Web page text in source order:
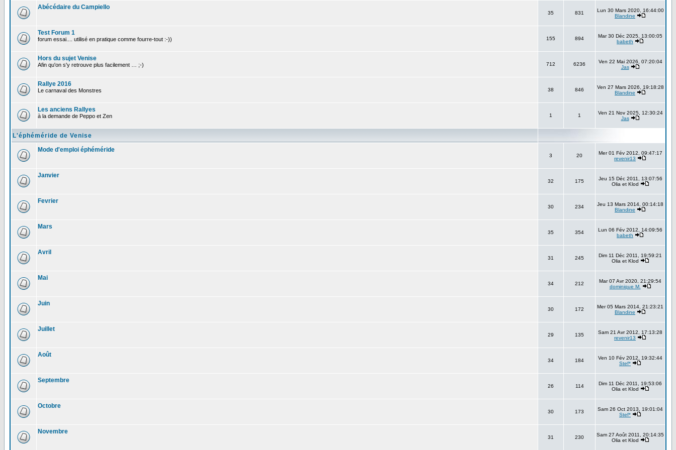
Abécédaire du Campiello
35 831
Lun 30 Mars 2020, 16:44:00
Blandine
Test Forum 1
forum essai.... utilisé en pratique comme fourre-tout :-)) 155 894
Mar 30 Déc 2025, 13:00:05
babeth
Hors du sujet Venise
Afin qu'on s'y retrouve plus facilement … ;-) 712 6236
Ven 22 Mai 2026, 07:20:04
Jas
Rallye 2016
Le carnaval des Monstres 38 846
Ven 27 Mars 2026, 19:18:28
Blandine
Les anciens Rallyes
à la demande de Peppo et Zen 1 1
Ven 21 Nov 2025, 12:30:24
Jas
L'éphéméride de Venise
Mode d'emploi éphéméride
3 20
Mer 01 Fév 2012, 09:47:17
revenir13
Janvier
32 175
Jeu 15 Déc 2011, 13:07:56
Olia et Klod
Fevrier
30 234
Jeu 13 Mars 2014, 00:14:18
Blandine
Mars
35 354
Lun 06 Fév 2012, 14:09:56
babeth
Avril
31 245
Dim 11 Déc 2011, 19:59:21
Olia et Klod
Mai
34 212
Mar 07 Avr 2020, 21:29:54
dominique M.
Juin
30 172
Mer 05 Mars 2014, 21:23:21
Blandine
Juillet
29 135
Sam 21 Avr 2012, 17:13:28
revenir13
Août
34 184
Ven 10 Fév 2012, 19:32:44
Stef*
Septembre
26 114
Dim 11 Déc 2011, 19:53:06
Olia et Klod
Octobre
30 173
Sam 26 Oct 2013, 19:01:04
Stef*
Novembre
31 230
Sam 27 Août 2011, 20:14:35
Olia et Klod